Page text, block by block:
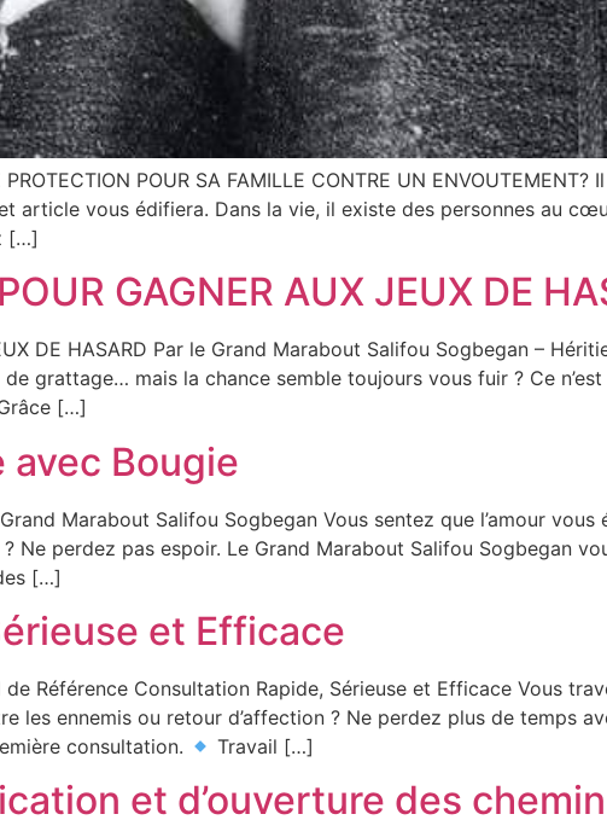
PROTECTION POUR SA FAMILLE CONTRE UN
article vous édifiera. Dans la vie, il existe des personnes au
[…]
GAGNER AUX JEUX DE
DE HASARD Par le Grand Marabout Salifou Sogbegan –
grattage… mais la chance semble toujours vous fuir ? Ce
[…]
avec Bougie
Marabout Salifou Sogbegan Vous sentez que l’amour vous
Ne perdez pas espoir. Le Grand Marabout Salifou Sogbegan
[…]
et Efficace
Référence Consultation Rapide, Sérieuse et Efficace Vous
les ennemis ou retour d’affection ? Ne perdez plus de temps
consultation.
Travail […]
et d’ouverture des